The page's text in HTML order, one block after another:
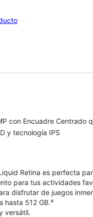
con Encuadre Centrado
y tecnología IPS
Retina es perfecta
para tus actividades
disfrutar de juegos
hasta 512 GB.⁴
versátil.